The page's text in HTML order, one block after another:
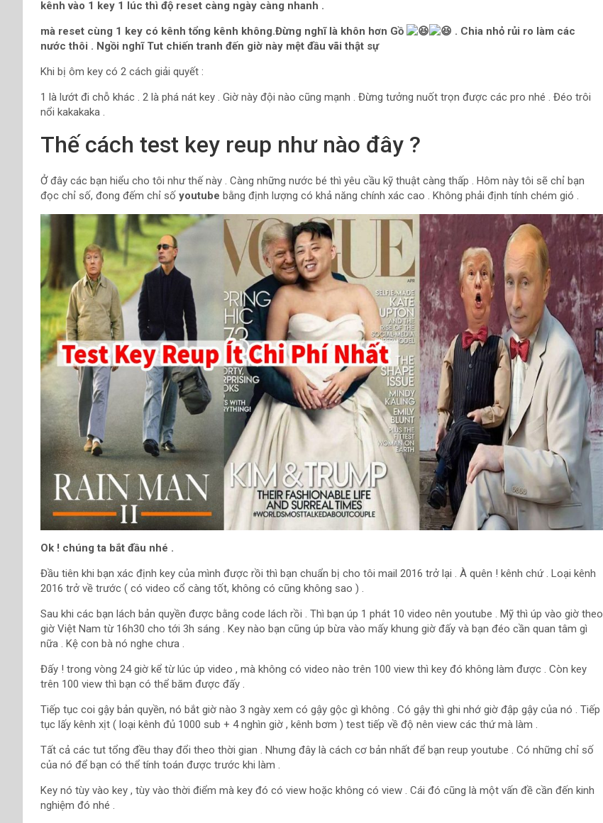
kênh vào 1 key 1 lúc thì độ reset càng ngày càng nhanh .
mà reset cùng 1 key có kênh tổng kênh không.Đừng nghĩ là khôn hơn Gồ
. Chia nhỏ rủi ro làm các
nước thôi . Ngồi nghĩ Tut chiến tranh đến giờ này mệt đầu vãi thật sự
Khi bị ôm key có 2 cách giải quyết :
1 là lướt đi chỗ khác . 2 là phá nát key . Giờ này đội nào cũng mạnh . Đừng tưởng nuốt trọn được các pro nhé . Đéo trôi
nổi kakakaka .
Thế cách test key reup như nào đây ?
Ở đây các bạn hiểu cho tôi như thế này . Càng những nước bé thì yêu cầu kỹ thuật càng thấp . Hôm này tôi sẽ chỉ bạn
đọc chỉ số, đong đếm chỉ số youtube bằng định lượng có khả năng chính xác cao . Không phải định tính chém gió .
Ok ! chúng ta bắt đầu nhé .
Đầu tiên khi bạn xác định key của mình được rồi thì bạn chuẩn bị cho tôi mail 2016 trở lại . À quên ! kênh chứ . Loại kênh
2016 trở về trước ( có video cổ càng tốt, không có cũng không sao ) .
Sau khi các bạn lách bản quyền được bằng code lách rồi . Thì bạn úp 1 phát 10 video nên youtube . Mỹ thì úp vào giờ theo
giờ Việt Nam từ 16h30 cho tới 3h sáng . Key nào bạn cũng úp bừa vào mấy khung giờ đấy và bạn đéo cần quan tâm gì
nữa . Kệ con bà nó nghe chưa .
Đấy ! trong vòng 24 giờ kể từ lúc úp video , mà không có video nào trên 100 view thì key đó không làm được . Còn key
trên 100 view thì bạn có thể băm được đấy .
Tiếp tục coi gậy bản quyền, nó bắt giờ nào 3 ngày xem có gậy gộc gì không . Có gậy thì ghi nhớ giờ đập gậy của nó . Tiếp
tục lấy kênh xịt ( loại kênh đủ 1000 sub + 4 nghìn giờ , kênh bơm ) test tiếp về độ nên view các thứ mà làm .
Tất cả các tut tổng đều thay đổi theo thời gian . Nhưng đây là cách cơ bản nhất để bạn reup youtube . Có những chỉ số
của nó để bạn có thể tính toán được trước khi làm .
Key nó tùy vào key , tùy vào thời điểm mà key đó có view hoặc không có view . Cái đó cũng là một vấn đề cần đến kinh
nghiệm đó nhé .